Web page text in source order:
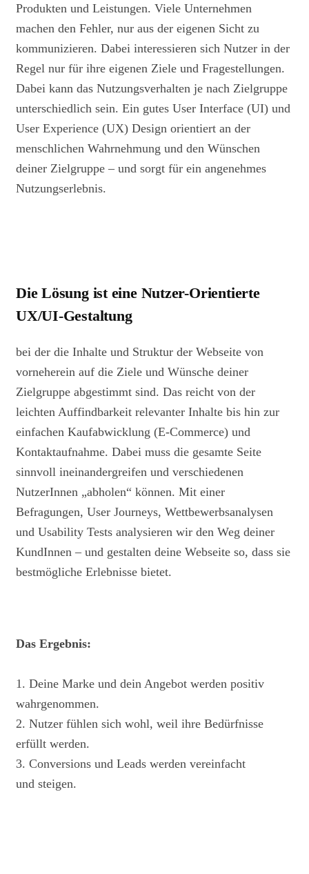
Produkten und Leistungen. Viele Unternehmen
machen den Fehler, nur aus der eigenen Sicht zu
kommunizieren. Dabei interessieren sich Nutzer in der
Regel nur für ihre eigenen Ziele und Fragestellungen.
Dabei kann das Nutzungsverhalten je nach Zielgruppe
unterschiedlich sein. Ein gutes User Interface (UI) und
User Experience (UX) Design orientiert an der
menschlichen Wahrnehmung und den Wünschen
deiner Zielgruppe – und sorgt für ein angenehmes
Nutzungserlebnis.
Die Lösung ist eine Nutzer-Orientierte
UX/UI-Gestaltung
bei der die Inhalte und Struktur der Webseite von
vorneherein auf die Ziele und Wünsche deiner
Zielgruppe abgestimmt sind. Das reicht von der
leichten Auffindbarkeit relevanter Inhalte bis hin zur
einfachen Kaufabwicklung (E-Commerce) und
Kontaktaufnahme. Dabei muss die gesamte Seite
sinnvoll ineinandergreifen und verschiedenen
NutzerInnen „abholen“ können. Mit einer
Befragungen, User Journeys, Wettbewerbsanalysen
und Usability Tests analysieren wir den Weg deiner
KundInnen – und gestalten deine Webseite so, dass sie
bestmögliche Erlebnisse bietet.
Das Ergebnis:
1. Deine Marke und dein Angebot werden positiv
wahrgenommen.
2. Nutzer fühlen sich wohl, weil ihre Bedürfnisse
erfüllt werden.
3. Conversions und Leads werden vereinfacht
und steigen.